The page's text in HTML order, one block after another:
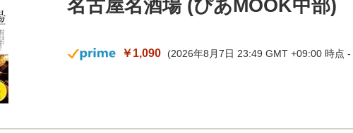
名古屋名酒場 (ぴあMOOK中部)
￥1,090 (2026年8月7日 23:49 GMT +09:00 時点 -